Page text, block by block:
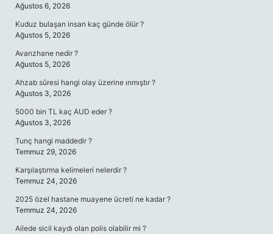
Ağustos 6, 2026
Kuduz bulaşan insan kaç günde ölür ?
Ağustos 5, 2026
Avarızhane nedir ?
Ağustos 5, 2026
Ahzab sûresi hangi olay üzerine ınmıştır ?
Ağustos 3, 2026
5000 bin TL kaç AUD eder ?
Ağustos 3, 2026
Tunç hangi maddedir ?
Temmuz 29, 2026
Karşılaştırma kelimeleri nelerdir ?
Temmuz 24, 2026
2025 özel hastane muayene ücreti ne kadar ?
Temmuz 24, 2026
Ailede sicil kaydı olan polis olabilir mi ?